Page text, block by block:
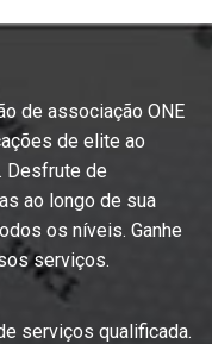
de associação ONE
de elite ao
Desfrute de
ao longo de sua
os níveis. Ganhe
serviços.
serviços qualificada.